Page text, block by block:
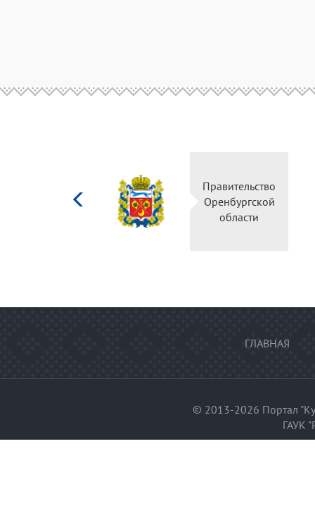
Министерство
культуры
Российской
федерации
ГЛАВНАЯ
© 2013-2026 Портал
ГАУК